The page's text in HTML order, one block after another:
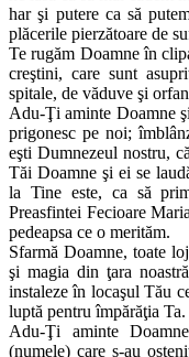
har şi putere ca să
plăcerile pierzătoare de
Te rugăm Doamne în
creştini, care sunt
spitale, de văduve şi
Adu-Ţi aminte Doamne
prigonesc pe noi;
eşti Dumnezeul nostru,
Tăi Doamne şi ei se
la Tine este, ca să
Preasfintei Fecioare
pedeapsa ce o merităm.
Sfarmă Doamne, toate
şi magia din ţara
instaleze în locaşul Tău
luptă pentru împărăţia Ta.
Adu-Ţi aminte
(numele) care s-au